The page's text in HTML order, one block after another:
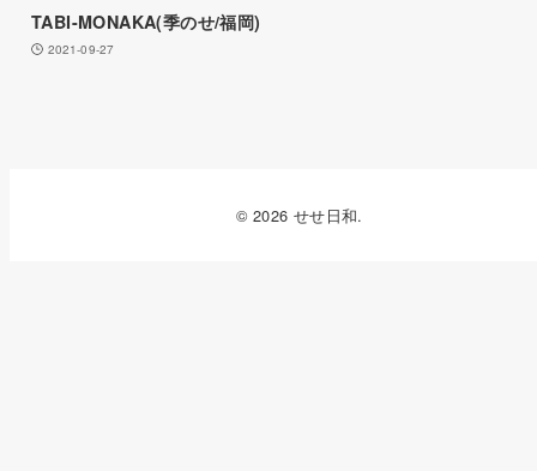
TABI-MONAKA(季のせ/福岡)
2021-09-27
© 2026 せせ日和.